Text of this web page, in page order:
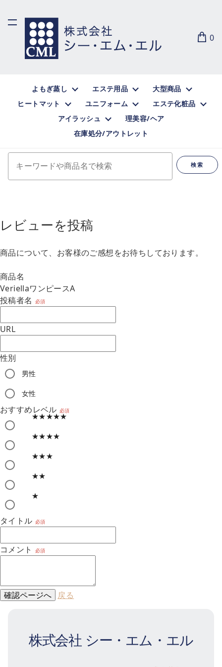
0
よもぎ蒸し エステ用品
大型商品
ヒートマット
ユニフォーム
エステ化粧品
アイラッシュ
理美容/ヘア
在庫処分/アウトレット
検索
レビューを投稿
商品について、お客様のご感想をお待ちしております。
商品名
VeriellaワンピースA
投稿者名
必須
URL
性別
男性
女性
おすすめレベル 必須
★★★★★
★★★★
★★★
★★
★
タイトル 必須
コメント 必須
確認ページへ 戻る
株式会社 シー・エム・エル